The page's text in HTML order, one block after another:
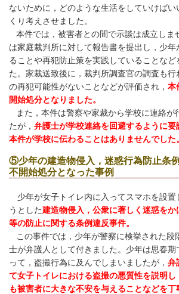
ないために，どのような生活をしていけばい
くり考えさせました。
本件では，被害者との間で示談は成立しま
は家庭裁判所に対して報告書を提出し，少
ることや再犯防止策を実践していることなど
た。家裁送致後に，裁判所調査官の調査も
の再犯可能性がないことなどが評価され， 本
開始処分となりました。
また，本件は警察や家裁から学校に連絡が
たが， 弁護士が学校連絡を回避するように要
本件が学校に伝わることはありませんでした。
⑤少年の建造物侵入，迷惑行為防止条
不開始処分となった事例
少年が女子トイレ内に入ってスマホを設置
うとした建造物侵入，公衆に著しく迷惑を
等の防止に関する条例違反事件。
この事件では，少年が警察に検挙された段
士が弁護人として付きました。少年は思春期
って，盗撮行為に及んでしまいましたが， 弁
て女子トイレにおける盗撮の悪質性を説明し
も被害者に大きな不安を与えることなどを丁